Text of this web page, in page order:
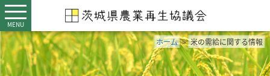
MENU
ホーム > 米の需給に関する情報